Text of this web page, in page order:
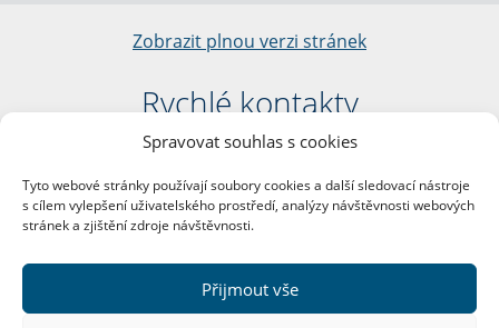
Spravovat souhlas s cookies
Tyto webové stránky používají soubory cookies a další sledovací nástroje
s cílem vylepšení uživatelského prostředí, analýzy návštěvnosti webových
stránek a zjištění zdroje návštěvnosti.
Přijmout vše
Zobrazit plnou verzi stránek
Rychlé kontakty
Filozofická fakulta
nám. Jana Palacha 1/2
116 38 Praha 1
DIČ: CZ00216208
Další kontakty